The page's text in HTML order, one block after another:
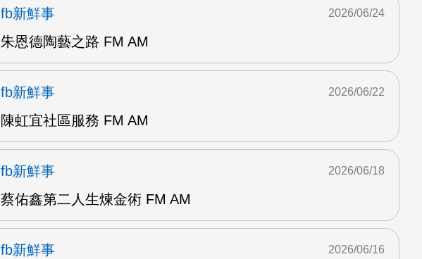
fb新鮮事
朱恩德陶藝之路 FM AM
2026/06/24
fb新鮮事
陳虹宜社區服務 FM AM
2026/06/22
fb新鮮事
蔡佑鑫第二人生煉金術 FM AM
2026/06/18
fb新鮮事
2026/06/16